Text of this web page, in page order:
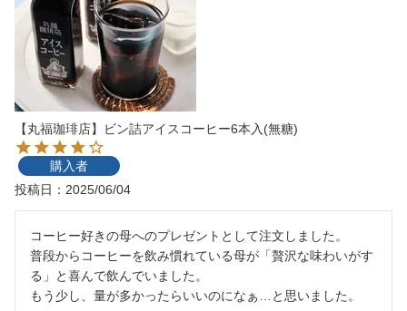
【丸福珈琲店】ビン詰アイスコーヒー6本入(無糖)
購入者
投稿日
2025/06/04
コーヒー好きの母へのプレゼントとして注文しました。
普段からコーヒーを飲み慣れている母が「贅沢な味わいがす
る」と喜んで飲んでいました。
もう少し、量が多かったらいいのになぁ…と思いました。